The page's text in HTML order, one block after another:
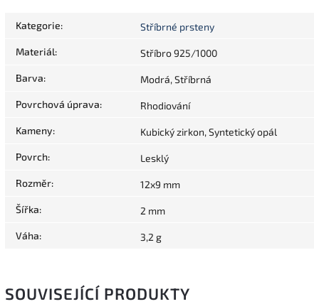
Kategorie: Stříbrné prsteny
Materiál: Stříbro 925/1000
Barva: Modrá, Stříbrná
Povrchová úprava: Rhodiování
Kameny: Kubický zirkon, Syntetický opál
Povrch: Lesklý
Rozměr: 12x9 mm
Šířka: 2 mm
Váha: 3,2 g
SOUVISEJÍCÍ PRODUKTY